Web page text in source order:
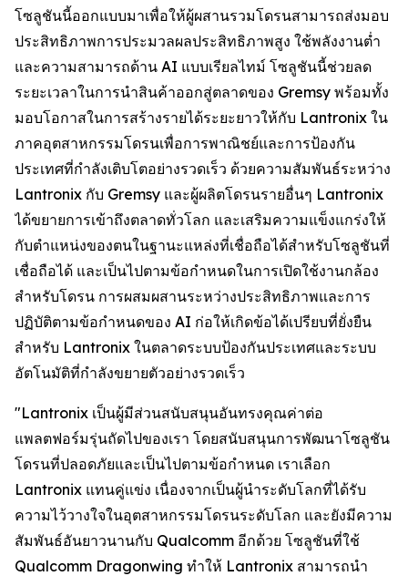
โซลูชันนี้ออกแบบมาเพื่อให้ผู้ผสานรวมโดรนสามารถส่งมอบ
ประสิทธิภาพการประมวลผลประสิทธิภาพสูง ใช้พลังงานต่ำ
และความสามารถด้าน AI แบบเรียลไทม์ โซลูชันนี้ช่วยลด
ระยะเวลาในการนำสินค้าออกสู่ตลาดของ Gremsy พร้อมทั้ง
มอบโอกาสในการสร้างรายได้ระยะยาวให้กับ Lantronix ใน
ภาคอุตสาหกรรมโดรนเพื่อการพาณิชย์และการป้องกัน
ประเทศที่กำลังเติบโตอย่างรวดเร็ว ด้วยความสัมพันธ์ระหว่าง
Lantronix กับ Gremsy และผู้ผลิตโดรนรายอื่นๆ Lantronix
ได้ขยายการเข้าถึงตลาดทั่วโลก และเสริมความแข็งแกร่งให้
กับตำแหน่งของตนในฐานะแหล่งที่เชื่อถือได้สำหรับโซลูชันที่
เชื่อถือได้ และเป็นไปตามข้อกำหนดในการเปิดใช้งานกล้อง
สำหรับโดรน การผสมผสานระหว่างประสิทธิภาพและการ
ปฏิบัติตามข้อกำหนดของ AI ก่อให้เกิดข้อได้เปรียบที่ยั่งยืน
สำหรับ Lantronix ในตลาดระบบป้องกันประเทศและระบบ
อัตโนมัติที่กำลังขยายตัวอย่างรวดเร็ว
"Lantronix เป็นผู้มีส่วนสนับสนุนอันทรงคุณค่าต่อ
แพลตฟอร์มรุ่นถัดไปของเรา โดยสนับสนุนการพัฒนาโซลูชัน
โดรนที่ปลอดภัยและเป็นไปตามข้อกำหนด เราเลือก
Lantronix แทนคู่แข่ง เนื่องจากเป็นผู้นำระดับโลกที่ได้รับ
ความไว้วางใจในอุตสาหกรรมโดรนระดับโลก และยังมีความ
สัมพันธ์อันยาวนานกับ Qualcomm อีกด้วย โซลูชันที่ใช้
Qualcomm Dragonwing ทำให้ Lantronix สามารถนำ